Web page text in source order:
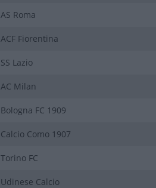
AS Roma
ACF Fiorentina
SS Lazio
AC Milan
Bologna FC 1909
Calcio Como 1907
Torino FC
Udinese Calcio